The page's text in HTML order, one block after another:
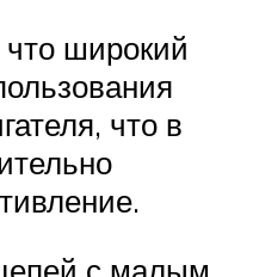
что широкий
что в
с малым